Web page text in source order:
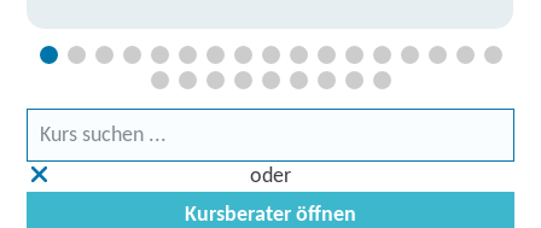
oder
Kursberater öffnen